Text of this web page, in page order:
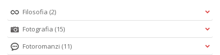
Filosofia (2)
Fotografia (15)
Fotoromanzi (11)